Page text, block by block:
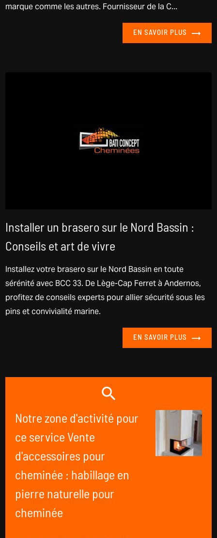
marque comme les autres. Fournisseur de la C...
EN SAVOIR PLUS
Installer un brasero sur le Nord Bassin :
Conseils et art de vivre
Installez votre brasero sur le Nord Bassin en toute
sérénité avec BCC 33. De Lège-Cap Ferret à Andernos,
profitez de conseils experts pour allier sécurité sous les
pins et convivialité marine.
EN SAVOIR PLUS
Notre zone d'activité pour
ce service Vente
d'accessoires pour
cheminée : habillage en
pierre naturelle pour
cheminée